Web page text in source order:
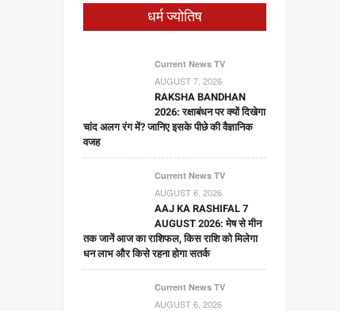
धर्म ज्योतिष
Current News TV
AUGUST 7, 2026
RAKSHA BANDHAN
2026: रक्षाबंधन पर क्यों दिखेगा
चांद अलग रंग में? जानिए इसके पीछे की वैज्ञानिक
वजह
Current News TV
AUGUST 6, 2026
AAJ KA RASHIFAL 7
AUGUST 2026: मेष से मीन
तक जानें आज का राशिफल, किस राशि को मिलेगा
धन लाभ और किसे रहना होगा सतर्क
Current News TV
AUGUST 6, 2026